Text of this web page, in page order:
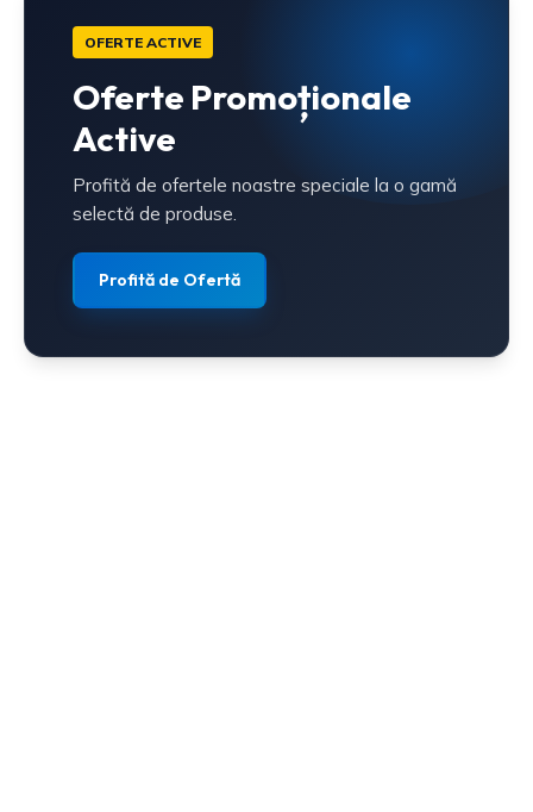
OFERTE ACTIVE
Oferte Promoționale
Active
Profită de ofertele noastre speciale la o gamă
selectă de produse.
Profită de Ofertă